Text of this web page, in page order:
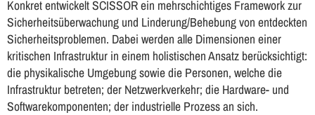
Konkret entwickelt SCISSOR ein mehrschichtiges Framework zur
Sicherheitsüberwachung und Linderung/Behebung von entdeckten
Sicherheitsproblemen. Dabei werden alle Dimensionen einer
kritischen Infrastruktur in einem holistischen Ansatz berücksichtigt:
die physikalische Umgebung sowie die Personen, welche die
Infrastruktur betreten; der Netzwerkverkehr; die Hardware- und
Softwarekomponenten; der industrielle Prozess an sich.